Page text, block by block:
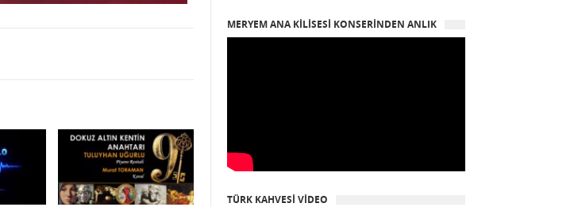
MERYEM ANA KİLİSESİ KONSERİNDEN ANLIK
TÜRK KAHVESİ VİDEO